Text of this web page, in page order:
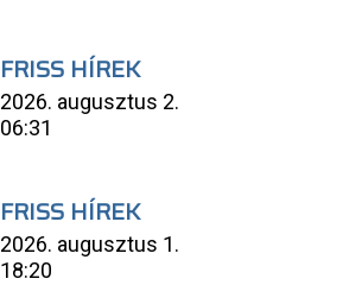
FRISS HÍREK
2026. augusztus 2.
06:31
FRISS HÍREK
2026. augusztus 1.
18:20